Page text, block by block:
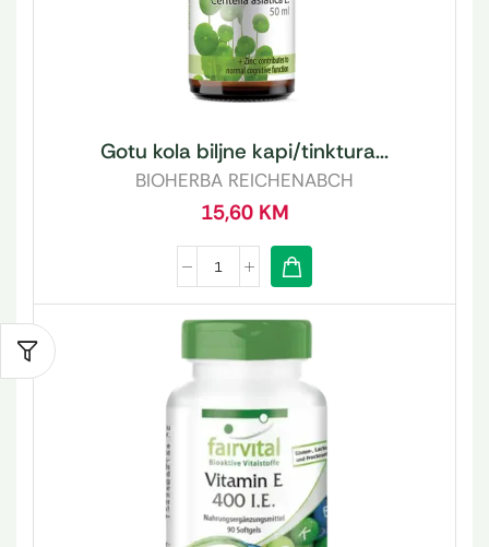
Gotu kola biljne kapi/tinktura...
BIOHERBA REICHENABCH
15,60 KM